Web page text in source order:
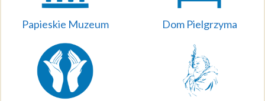
Papieskie Muzeum Dom Pielgrzyma